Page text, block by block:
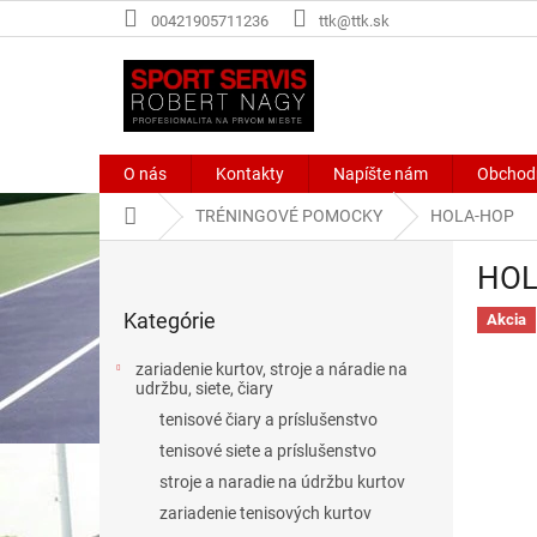
na
00421905711236 ttk@ttk.sk
O nás Kontakty Napíšte nám
DomovTRÉNINGOVÉ POMOCKY HOLA-HOP
B
n
n
kategórie
Kategórie
zariadenie kurtov, stroje a náradie na
udržbu, siete, čiary
tenisové čiary a príslušenstvo
tenisové siete a príslušenstvo
stroje a naradie na údržbu kurtov
zariadenie tenisových kurtov
Akcia